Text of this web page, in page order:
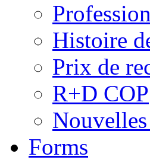
Histoire
Prix de
R+D COP
Nouvelles
Forms